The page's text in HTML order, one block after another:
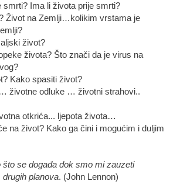
smrti? Ima li života prije smrti?
Život na Zemlji…kolikim vrstama je
život?
života? Što znači da je virus na
Kako spasiti život?
životne odluke … životni strahovi..
otkrića... ljepota života…
na život? Kako ga čini i mogućim i duljim
što se događa dok smo mi zauzeti
drugih planova. (John Lennon)